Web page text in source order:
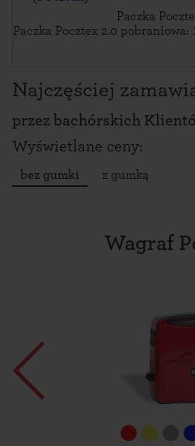
Paczka
Paczka Pocztex 2.0 pobraniowa:
Najczęściej
przez bachórskich
Wyświetlane ceny:
bez gumki z gumką
Wagraf